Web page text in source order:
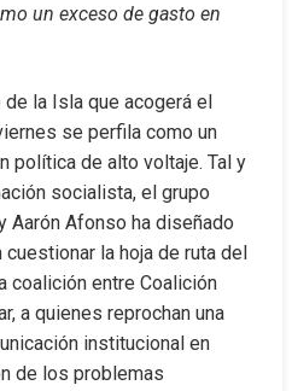
un exceso de gasto en
la Isla que acogerá el
se perfila como un
política de alto voltaje. Tal y
socialista, el grupo
Aarón Afonso ha diseñado
la hoja de ruta del
coalición entre Coalición
a quienes reprochan una
institucional en
de los problemas